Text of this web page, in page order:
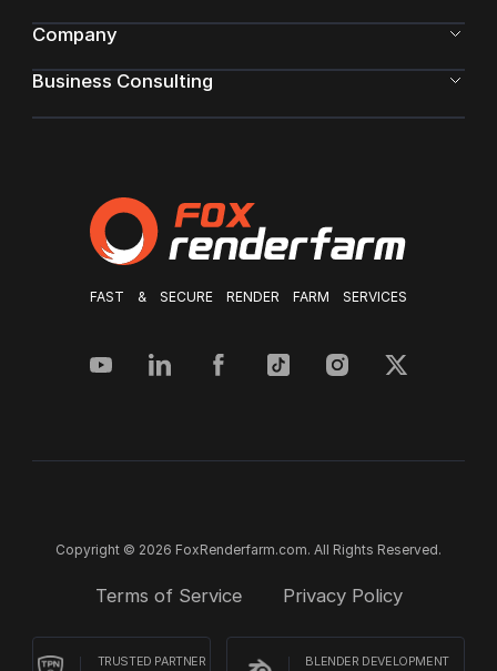
FAST & SECURE RENDER FARM SERVICES
Company
Business Consulting
Copyright © 2026 FoxRenderfarm.com. All Rights Reserved.
Terms of Service Privacy Policy
TRUSTED PARTNER
BLENDER DEVELOPMENT